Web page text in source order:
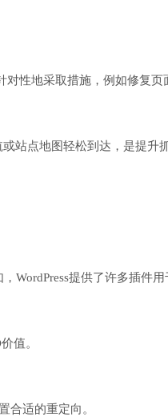
性地采取措施，例如修复页
站点地图轻松到达，是提升
提供了许多插件用
值。
合适的重定向。